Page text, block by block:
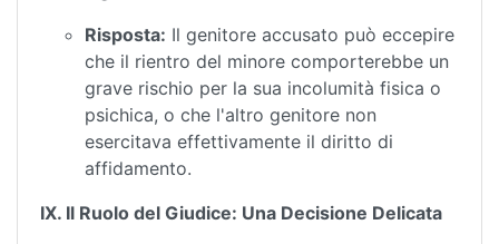
Risposta: Il genitore accusato può eccepire
che il rientro del minore comporterebbe un
grave rischio per la sua incolumità fisica o
psichica, o che l'altro genitore non
esercitava effettivamente il diritto di
affidamento.
IX. Il Ruolo del Giudice: Una Decisione Delicata